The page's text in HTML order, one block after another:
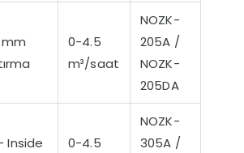
mm
0-4.5
m³/saat
NOZK-
205A /
NOZK-
205DA
Inside
0-4.5
NOZK-
305A /
Dikkat Edilmesi
Gereken Hususlar